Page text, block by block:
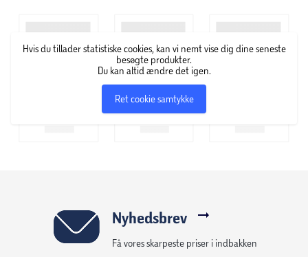
Hvis du tillader statistiske cookies, kan vi nemt vise dig dine seneste
besøgte produkter.
Du kan altid ændre det igen.
Ret cookie samtykke
Nyhedsbrev
Få vores skarpeste priser i indbakken